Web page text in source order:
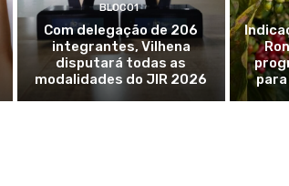
BLOCO1
Com delegação de 206
integrantes, Vilhena
disputará todas as
modalidades do JIR 2026